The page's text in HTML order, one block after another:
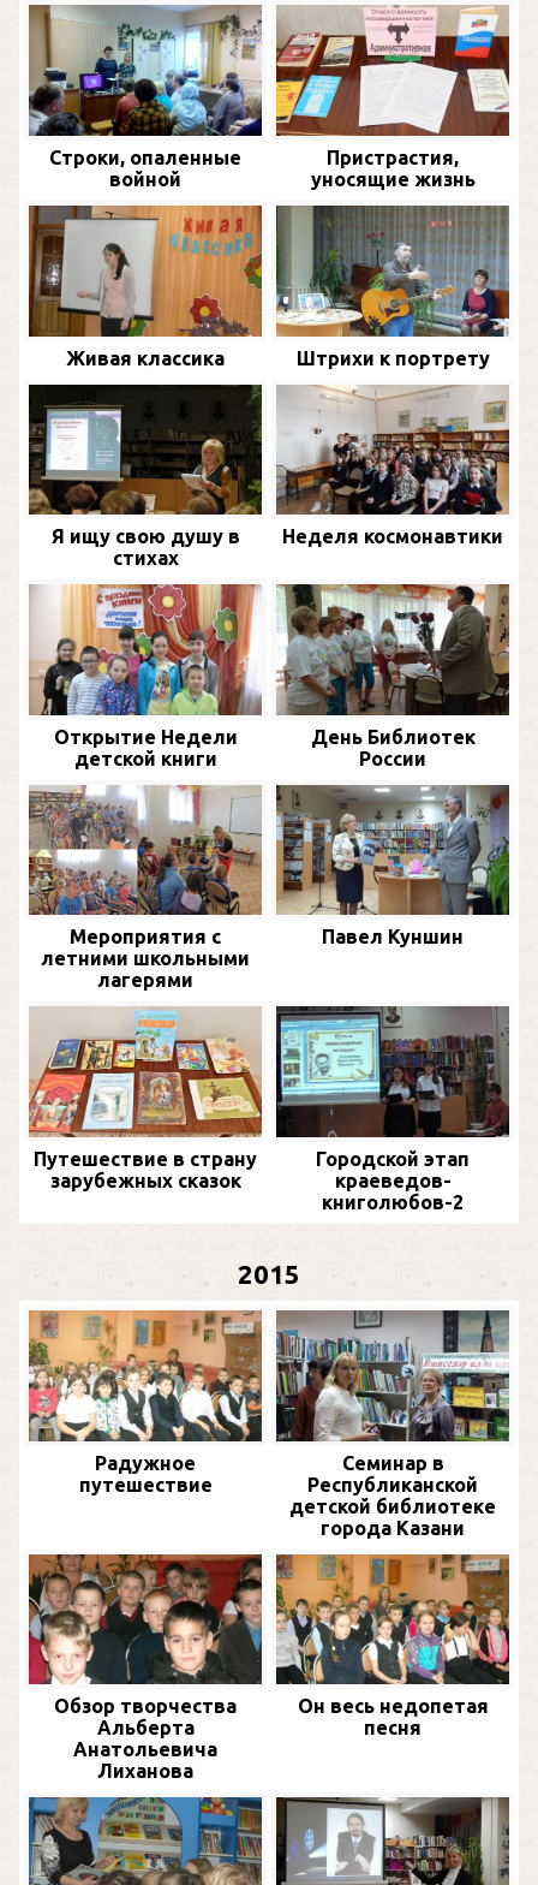
Строки, опаленные
войной
Пристрастия,
уносящие жизнь
Живая классика Штрихи к портрету
Я ищу свою душу в
стихах
Неделя космонавтики
Открытие Недели
детской книги
День Библиотек
России
Мероприятия с
летними школьными
лагерями
Павел Куншин
Путешествие в страну
зарубежных сказок
Городской этап
краеведов-
книголюбов-2
2015
Радужное
путешествие
Семинар в
Республиканской
детской библиотеке
города Казани
Обзор творчества
Альберта
Анатольевича
Лиханова
Он весь недопетая
песня